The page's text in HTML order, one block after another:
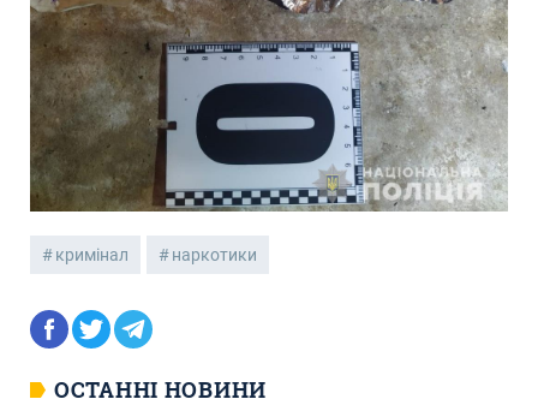
кримінал наркотики
ОСТАННІ НОВИНИ